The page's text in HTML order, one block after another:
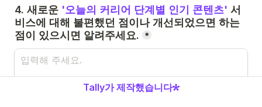
4. 새로운 '오늘의 커리어 단계별 인기 콘텐츠' 서
비스에 대해 불편했던 점이나 개선되었으면 하는
점이 있으시면 알려주세요.
*
Tally가 제작했습니다